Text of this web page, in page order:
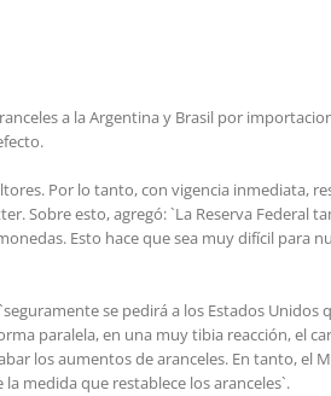
a la Argentina y Brasil por
Por lo tanto, con vigencia inmediata,
Sobre esto, agregó: `La Reserva Federal
Esto hace que sea muy difícil para
se pedirá a los Estados Unidos
paralela, en una muy tibia reacción, el
los aumentos de aranceles. En tanto, el
medida que restablece los aranceles`.